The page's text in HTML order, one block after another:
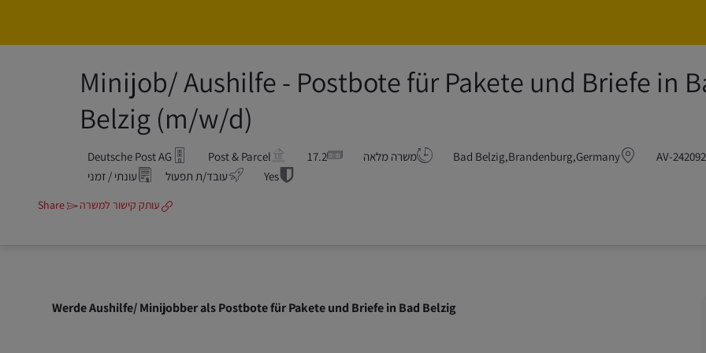
Minijob/ Aushilfe - Postbote für Pakete und Briefe in
Belzig (m/w/d)
AV-242092
Bad Belzig,Brandenburg,Germany משרה מלאה 17.2
Post & Parcel
Deutsche Post AG
Yes
עובד/ת תפעול עונתי / זמני
עותק קישור למשרה Share
Minijob/ Aushilfe - Postbote für Pakete und Briefe in Bad
Werde Aushilfe/ Minijobber als Postbote für Pakete und Briefe in Bad Belzig